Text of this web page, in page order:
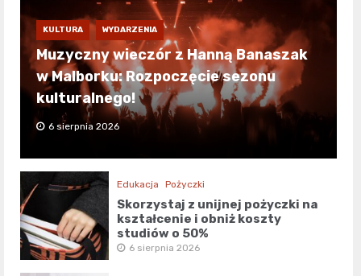
KULTURA WYDARZENIA
Muzyczny wieczór z Hanną Banaszak
w Malborku: Rozpoczęcie sezonu
kulturalnego!
6 sierpnia 2026
Edukacja Pożyczki
Skorzystaj z unijnej pożyczki na
kształcenie i obniż koszty
studiów o 50%
6 sierpnia 2026